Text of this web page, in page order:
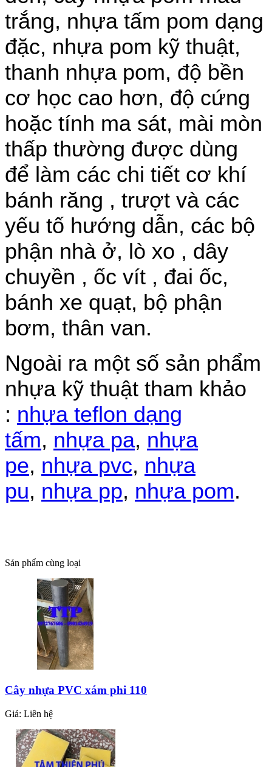
Tin tức
Liên hệ
trắng, nhựa tấm pom dạng
đặc, nhựa pom kỹ thuật,
thanh nhựa pom, độ bền
cơ học cao hơn, độ cứng
hoặc tính ma sát, mài mòn
thấp thường được dùng
để làm các chi tiết cơ khí
bánh răng , trượt và các
yếu tố hướng dẫn, các bộ
phận nhà ở, lò xo , dây
chuyền , ốc vít , đai ốc,
bánh xe quạt, bộ phận
bơm, thân van.
Ngoài ra một số sản phẩm
nhựa kỹ thuật tham khảo
: nhựa teflon dạng
tấm, nhựa pa, nhựa
pe, nhựa pvc, nhựa
pu, nhựa pp, nhựa pom.
Sản phẩm cùng loại
Cây nhựa PVC xám phi 110
Giá: Liên hệ
CAO SU TAM - CAO SU TẤM ĐẶC MÀU